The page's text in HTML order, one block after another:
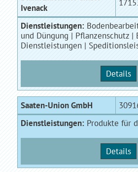
Ivenack
Dienstleistungen:
und Düngung | Pflanzenschutz |
Dienstleistungen |
Details
Saaten-Union GmbH
Dienstleistungen: Produkte für
Details